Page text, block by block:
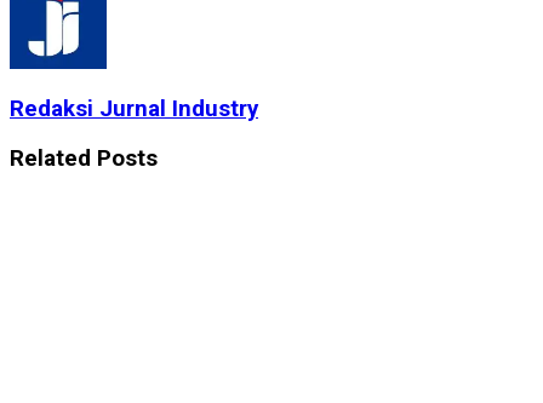
Redaksi Jurnal Industry
Related Posts